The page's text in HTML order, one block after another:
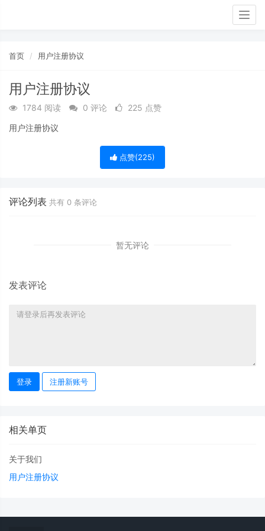
首页 用户注册协议
用户注册协议
1784 阅读 0 评论
225 点赞
用户注册协议
点赞(225)
评论列表 共有 0 条评论
暂无评论
发表评论
登录 注册新账号
相关单页
关于我们
用户注册协议